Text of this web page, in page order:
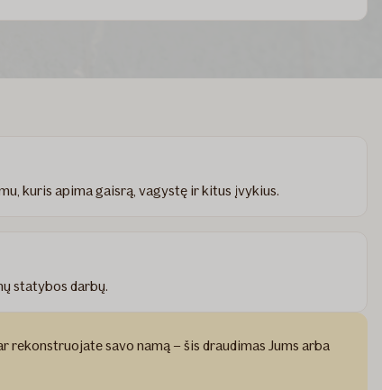
kuris apima gaisrą, vagystę ir kitus įvykius.
statybos darbų.
savo namą – šis draudimas Jums arba